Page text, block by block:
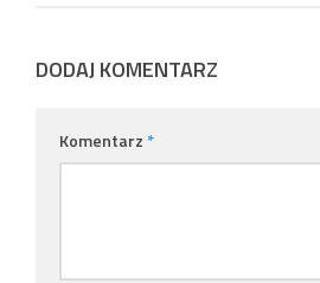
DODAJ KOMENTARZ
Komentarz*